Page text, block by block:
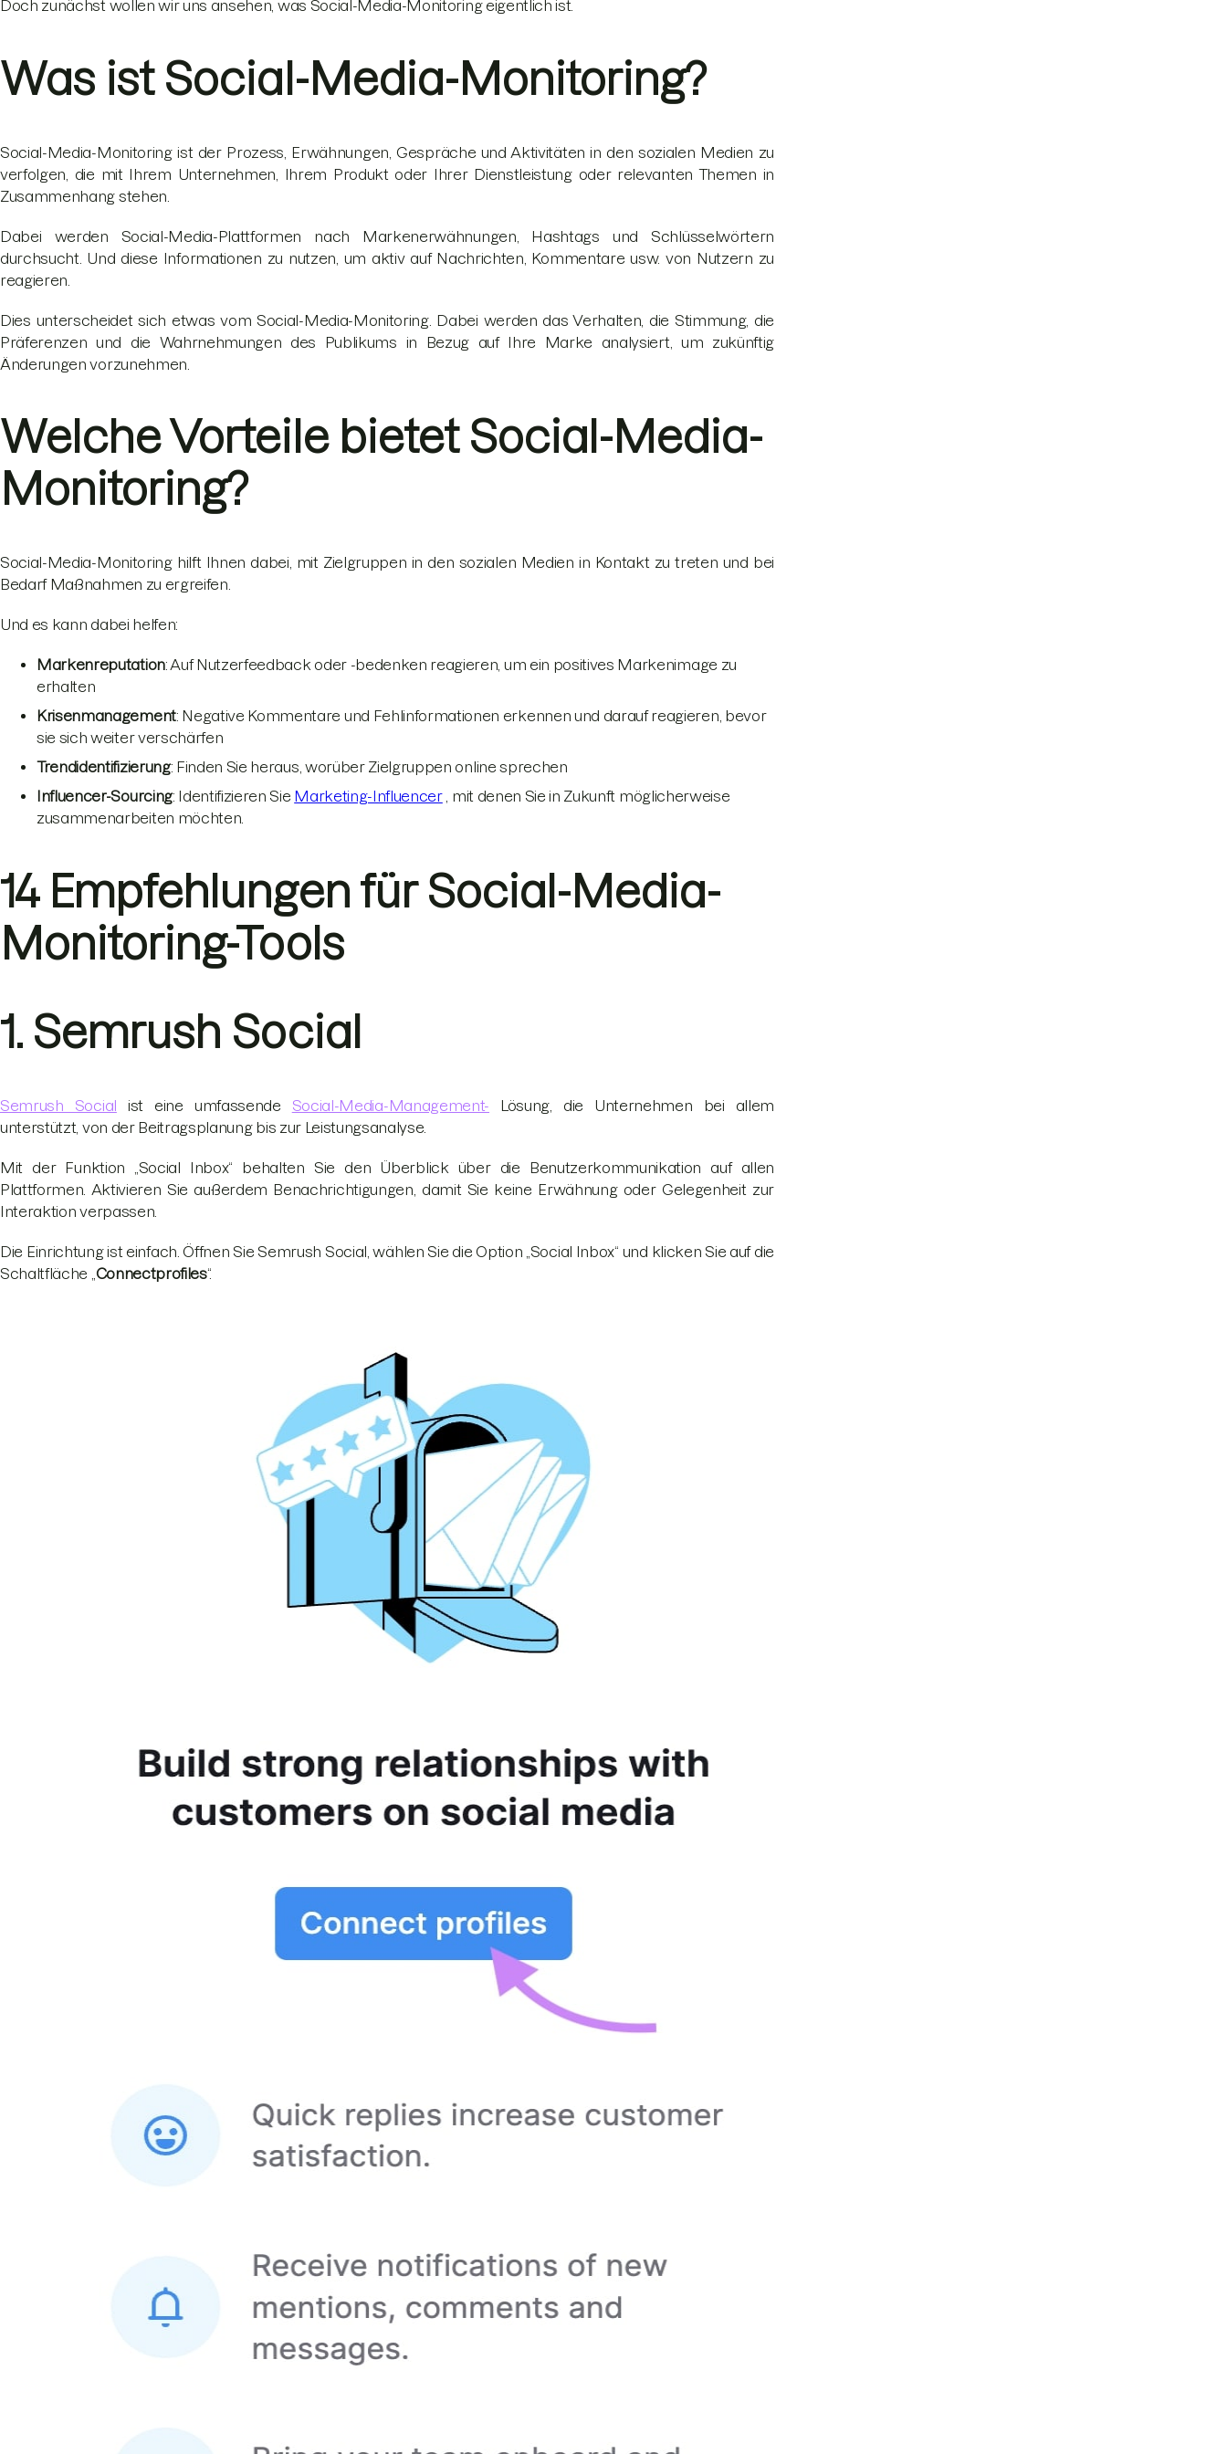
Doch zunächst wollen wir uns ansehen, was Social-Media-Monitoring eigentlich ist.
Was ist Social-Media-Monitoring?
Social-Media-Monitoring ist der Prozess, Erwähnungen, Gespräche und Aktivitäten in den sozialen Medien zu
verfolgen, die mit Ihrem Unternehmen, Ihrem Produkt oder Ihrer Dienstleistung oder relevanten Themen in
Zusammenhang stehen.
Dabei werden Social-Media-Plattformen nach Markenerwähnungen, Hashtags und Schlüsselwörtern
durchsucht. Und diese Informationen zu nutzen, um aktiv auf Nachrichten, Kommentare usw. von Nutzern zu
reagieren.
Dies unterscheidet sich etwas vom Social-Media-Monitoring. Dabei werden das Verhalten, die Stimmung, die
Präferenzen und die Wahrnehmungen des Publikums in Bezug auf Ihre Marke analysiert, um zukünftig
Änderungen vorzunehmen.
Welche Vorteile bietet Social-Media-
Monitoring?
Social-Media-Monitoring hilft Ihnen dabei, mit Zielgruppen in den sozialen Medien in Kontakt zu treten und bei
Bedarf Maßnahmen zu ergreifen.
Und es kann dabei helfen:
Markenreputation: Auf Nutzerfeedback oder -bedenken reagieren, um ein positives Markenimage zu
erhalten
Krisenmanagement: Negative Kommentare und Fehlinformationen erkennen und darauf reagieren, bevor
sie sich weiter verschärfen
Trendidentifizierung: Finden Sie heraus, worüber Zielgruppen online sprechen
Influencer-Sourcing: Identifizieren Sie Marketing-Influencer, mit denen Sie in Zukunft möglicherweise
zusammenarbeiten möchten.
14 Empfehlungen für Social-Media-
Monitoring-Tools
1. Semrush Social
Semrush Social ist eine umfassende Social-Media-Management- Lösung, die Unternehmen bei allem
unterstützt, von der Beitragsplanung bis zur Leistungsanalyse.
Mit der Funktion „Social Inbox“ behalten Sie den Überblick über die Benutzerkommunikation auf allen
Plattformen. Aktivieren Sie außerdem Benachrichtigungen, damit Sie keine Erwähnung oder Gelegenheit zur
Interaktion verpassen.
Die Einrichtung ist einfach. Öffnen Sie Semrush Social, wählen Sie die Option „Social Inbox“ und klicken Sie auf die
Schaltfläche „ Connectprofiles“.